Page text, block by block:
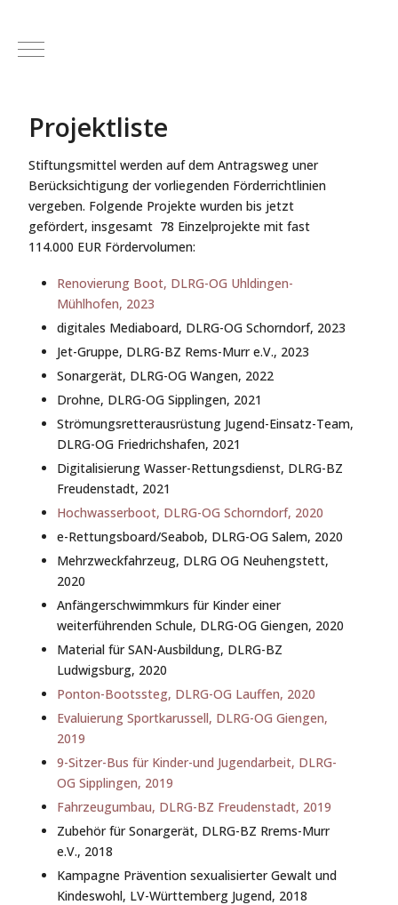
Mobile Menu Toggle
Projektliste
Stiftungsmittel werden auf dem Antragsweg uner
Berücksichtigung der vorliegenden Förderrichtlinien
vergeben. Folgende Projekte wurden bis jetzt
gefördert, insgesamt 78 Einzelprojekte mit fast
114.000 EUR Fördervolumen:
Renovierung Boot, DLRG-OG Uhldingen-
Mühlhofen, 2023
digitales Mediaboard, DLRG-OG Schorndorf, 2023
Jet-Gruppe, DLRG-BZ Rems-Murr e.V., 2023
Sonargerät, DLRG-OG Wangen, 2022
Drohne, DLRG-OG Sipplingen, 2021
Strömungsretterausrüstung Jugend-Einsatz-Team,
DLRG-OG Friedrichshafen, 2021
Digitalisierung Wasser-Rettungsdienst, DLRG-BZ
Freudenstadt, 2021
Hochwasserboot, DLRG-OG Schorndorf, 2020
e-Rettungsboard/Seabob, DLRG-OG Salem, 2020
Mehrzweckfahrzeug, DLRG OG Neuhengstett,
2020
Anfängerschwimmkurs für Kinder einer
weiterführenden Schule, DLRG-OG Giengen, 2020
Material für SAN-Ausbildung, DLRG-BZ
Ludwigsburg, 2020
Ponton-Bootssteg, DLRG-OG Lauffen, 2020
Evaluierung Sportkarussell, DLRG-OG Giengen,
2019
9-Sitzer-Bus für Kinder-und Jugendarbeit, DLRG-
OG Sipplingen, 2019
Fahrzeugumbau, DLRG-BZ Freudenstadt, 2019
Zubehör für Sonargerät, DLRG-BZ Rrems-Murr
e.V., 2018
Kampagne Prävention sexualisierter Gewalt und
Kindeswohl, LV-Württemberg Jugend, 2018